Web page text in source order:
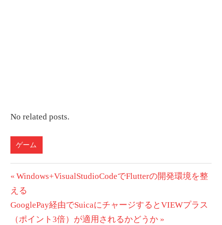
No related posts.
ゲーム
投
稿
ナ
前
の
投
稿:
Windows+VisualStudioCodeでFlutterの開発環境を整
える
次
の
GooglePay経由でSuicaにチャージするとVIEWプラス
（ポイント3倍）が適用されるかどうか